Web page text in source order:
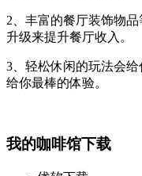
2、丰富的餐厅装饰物
升级来提升餐厅收入。
3、轻松休闲的玩法会
给你最棒的体验。
我的咖啡馆下载